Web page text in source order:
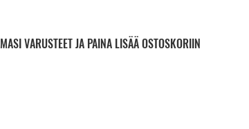
VARUSTEET JA PAINA LISÄÄ OSTOSKORIIN